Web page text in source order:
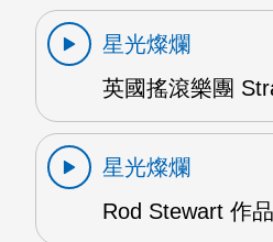
星光燦爛
英國搖滾樂團
星光燦爛
Rod Stewart 作